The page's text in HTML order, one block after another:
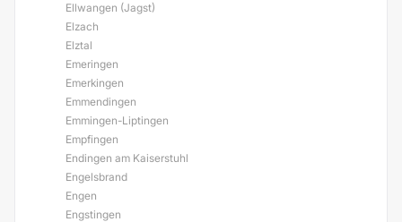
Ellwangen (Jagst)
Elzach
Elztal
Emeringen
Emerkingen
Emmendingen
Emmingen-Liptingen
Empfingen
Endingen am Kaiserstuhl
Engelsbrand
Engen
Engstingen